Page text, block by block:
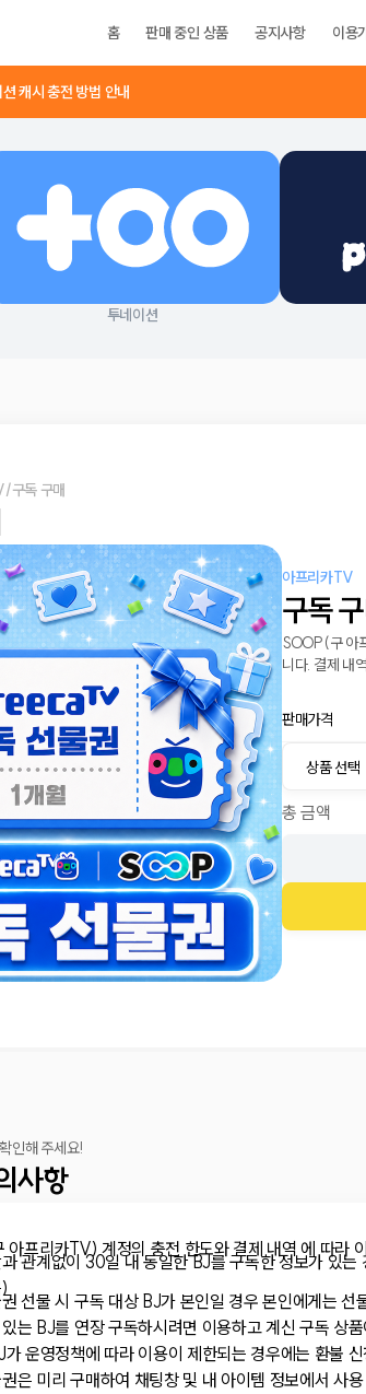
홈 판매 중인 상품 공지사항 이용
캐시 충전 방법 안내
투네이션
/구독 구매
아프리카TV
구독
SOOP(구 아
니다. 결제 내
판매가격
총 금액
인해 주세요!
사항
아프리카TV) 계정의 충전 한도와 결제 내역 에 따라
관계없이 30일 내 동일한 BJ를 구독한 정보가 있
선물 시 구독 대상 BJ가 본인일 경우 본인에게는 선
는 BJ를 연장 구독하시려면 이용하고 계신 구독 상
가 운영정책에 따라 이용이 제한되는 경우에는 환불
은 미리 구매하여 채팅창 및 내 아이템 정보에서 사